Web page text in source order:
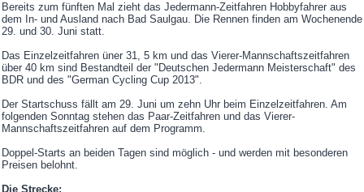
Bereits zum fünften Mal zieht das Jedermann-Zeitfahren Hobbyfahrer aus
dem In- und Ausland nach Bad Saulgau. Die Rennen finden am Wochenende
29. und 30. Juni statt.
Das Einzelzeitfahren üner 31, 5 km und das Vierer-Mannschaftszeitfahren
über 40 km sind Bestandteil der "Deutschen Jedermann Meisterschaft" des
BDR und des "German Cycling Cup 2013".
Der Startschuss fällt am 29. Juni um zehn Uhr beim Einzelzeitfahren. Am
folgenden Sonntag stehen das Paar-Zeitfahren und das Vierer-
Mannschaftszeitfahren auf dem Programm.
Doppel-Starts an beiden Tagen sind möglich - und werden mit besonderen
Preisen belohnt.
Die Strecke: